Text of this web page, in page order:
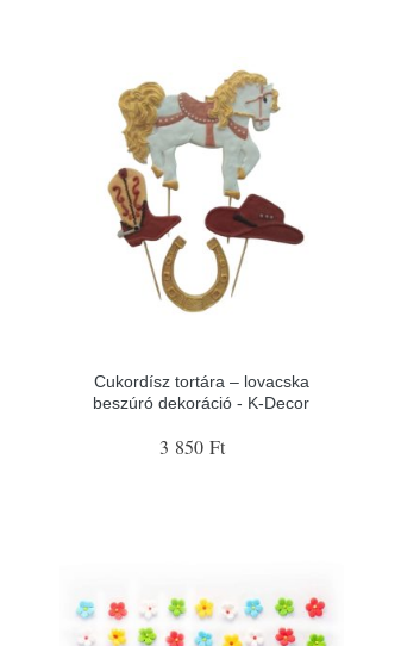
Cukordísz tortára – lovacska
beszúró dekoráció - K-Decor
3 850 Ft